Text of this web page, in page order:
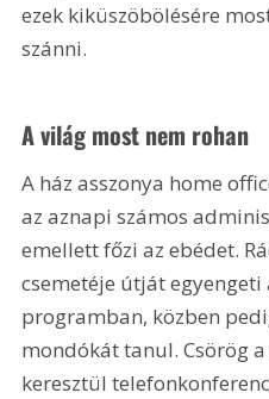
ezek kiküszöbölésére
szánni.
A világ most nem rohan
A ház asszonya home
az aznapi számos
emellett főzi az ebédet.
csemetéje útját
programban, közben
mondókát tanul. Csörög
keresztül